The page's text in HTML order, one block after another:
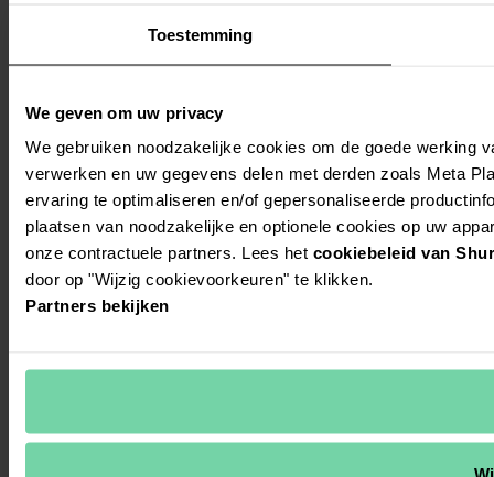
Toestemming
We geven om uw privacy
We gebruiken noodzakelijke cookies om de goede werking
verwerken en uw gegevens delen met derden zoals Meta
ervaring te optimaliseren en/of gepersonaliseerde
plaatsen van noodzakelijke en optionele cookies op uw
onze contractuele partners. Lees het cookiebeleid van
door op "Wijzig cookievoorkeuren" te klikken.
Partners bekijken